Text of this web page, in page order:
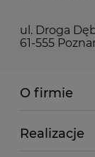
ul. Droga
61-555
O firmie
Realizacje